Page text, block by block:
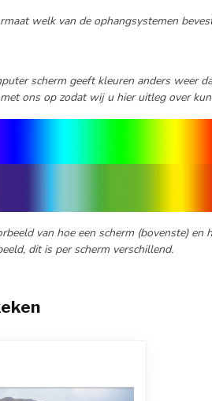
welk van de ophangsystemen
scherm geeft kleuren anders weer
ons op zodat wij u hier uitleg over
van hoe een scherm (bovenste)
dit is per scherm verschillend.